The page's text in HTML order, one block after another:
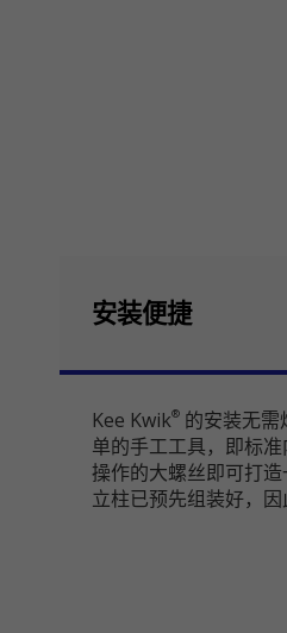
安装便捷
Kee Kwik®的安装无需
单的手工工具，即标
操作的大螺丝即可打造
立柱已预先组装好，因